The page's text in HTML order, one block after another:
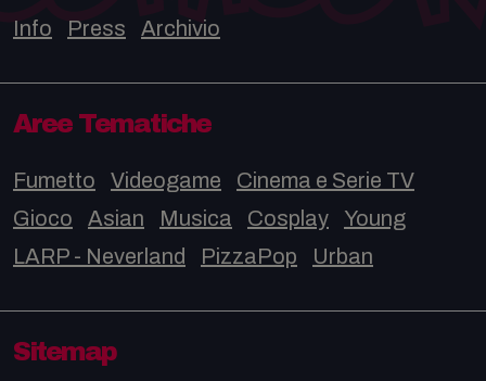
Info Press Archivio
Aree Tematiche
Fumetto Videogame
Cinema e Serie TV
Gioco
Asian Musica Cosplay
Young
LARP - Neverland
PizzaPop Urban
Sitemap